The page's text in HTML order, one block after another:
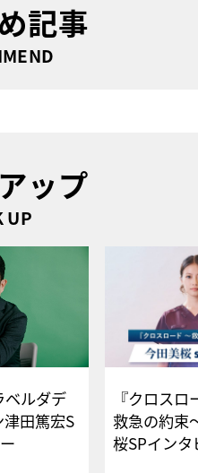
記事
ップ
UP
ベルダデ
田篤宏S
ュー
『クロス
救急の約束
桜SPイ